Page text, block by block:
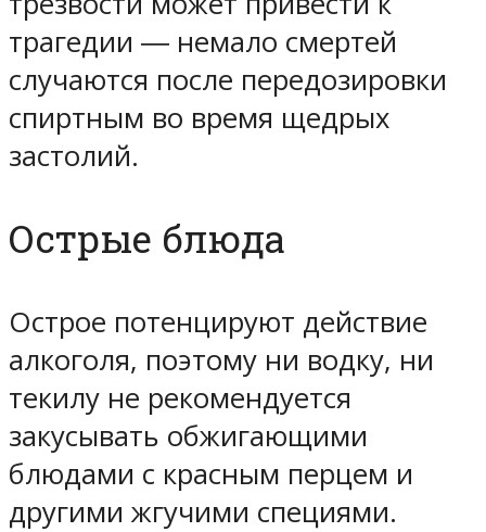
трагедии ― немало смертей
случаются после передозировки
спиртным во время щедрых
застолий.
Острые блюда
Острое потенцируют действие
алкоголя, поэтому ни водку, ни
текилу не рекомендуется
закусывать обжигающими
блюдами с красным перцем и
другими жгучими специями.